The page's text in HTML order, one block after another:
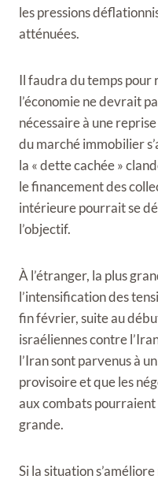
les pressions
atténuées.
Il faudra du temps pour
l’économie ne devrait
nécessaire à une
du marché immobilier
la « dette cachée »
le financement des
intérieure pourrait se
l’objectif.
À l’étranger, la plus
l’intensification des
fin février, suite au
israéliennes contre
l’Iran sont parvenus à
provisoire et que les
aux combats
grande.
Si la situation